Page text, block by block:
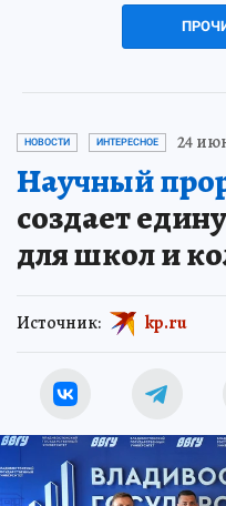
НОВОСТИ ИНТЕРЕСНОЕ 24
Научный
создает
для школ и
Источник: kp.ru